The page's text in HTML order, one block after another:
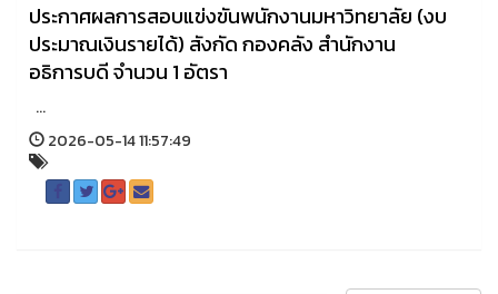
ประกาศผลการสอบแข่งขันพนักงานมหาวิทยาลัย (งบ
ประมาณเงินรายได้) สังกัด กองคลัง สำนักงาน
อธิการบดี จำนวน 1 อัตรา
...
2026-05-14 11:57:49